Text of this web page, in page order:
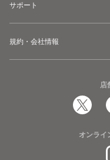
サポート
規約・会社情報
店
オンライ